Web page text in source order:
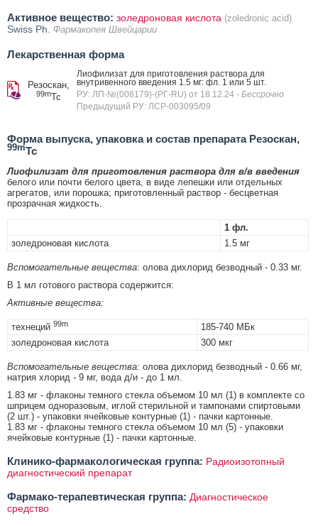
Активное вещество: золедроновая кислота (zoledronic acid)
Swiss Ph. Фармакопея Швейцарии
Лекарственная форма
Резоскан,
99mTc
Лиофилизат для приготовления раствора для
внутривенного введения 1.5 мг: фл. 1 или 5 шт.
РУ: ЛП-№(008179)-(РГ-RU) от 18.12.24 - Бессрочно
Предыдущий РУ: ЛСР-003095/09
Форма выпуска, упаковка и состав препарата Резоскан,
99mTc
Лиофилизат для приготовления раствора для в/в введения
белого или почти белого цвета, в виде лепешки или отдельных
агрегатов, или порошка; приготовленный раствор - бесцветная
прозрачная жидкость.
1 фл.
золедроновая кислота
1.5 мг
Вспомогательные вещества: олова дихлорид безводный - 0.33 мг.
В 1 мл готового раствора содержится:
Активные вещества:
технеций 99m
185-740 МБк
золедроновая кислота
300 мкг
Вспомогательные вещества: олова дихлорид безводный - 0.66 мг,
натрия хлорид - 9 мг, вода д/и - до 1 мл.
1.83 мг - флаконы темного стекла объемом 10 мл (1) в комплекте со
шприцем одноразовым, иглой стерильной и тампонами спиртовыми
(2 шт.) - упаковки ячейковые контурные (1) - пачки картонные.
1.83 мг - флаконы темного стекла объемом 10 мл (5) - упаковки
ячейковые контурные (1) - пачки картонные.
Клинико-фармакологическая группа: Радиоизотопный
диагностический препарат
Фармако-терапевтическая группа: Диагностическое
средство